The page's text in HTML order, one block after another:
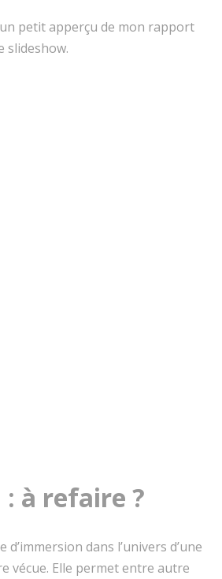
petit apperçu de mon rapport
slideshow.
: à refaire ?
d’immersion dans l’univers d’une
vécue. Elle permet entre autre